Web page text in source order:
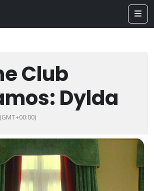
Club
Dylda
(GMT+00:00)